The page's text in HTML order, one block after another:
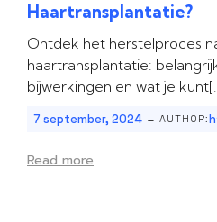
Haartransplantatie?
Ontdek het herstelproces
haartransplantatie:
bijwerkingen en wat je
7 september, 2024 - AUTHOR:
Read more